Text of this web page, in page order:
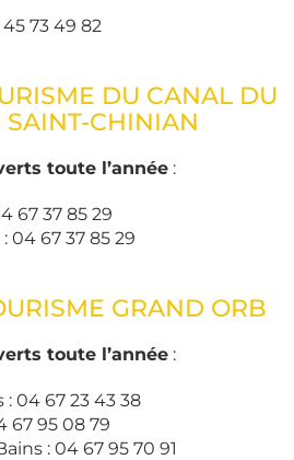
73 49 82
DU CANAL DU
CHINIAN
toute l’année :
67 37 85 29
04 67 37 85 29
GRAND ORB
toute l’année :
: 04 67 23 43 38
67 95 08 79
: 04 67 95 70 91